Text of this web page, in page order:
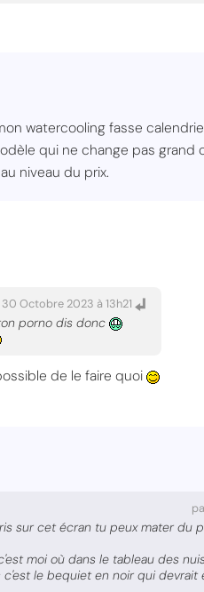
watercooling fasse
qui ne change pas
niveau du prix.
Octobre 2023 à 13h21
porno dis donc
de le faire quoi
sur cet écran tu peux mater du
moi où dans le tableau des
le bequiet en noir qui devrait